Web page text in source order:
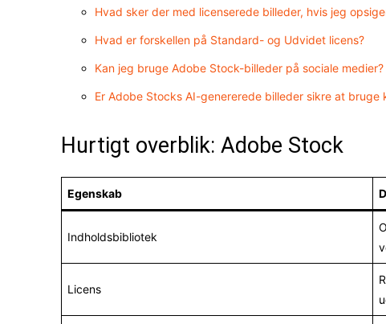
Hvad sker der med licenserede billeder, hvis jeg
Hvad er forskellen på Standard- og Udvidet licens?
Kan jeg bruge Adobe Stock-billeder på sociale medier?
Er Adobe Stocks AI-genererede billeder sikre at bruge
Hurtigt overblik: Adobe Stock
Egenskab
Indholdsbibliotek
Licens